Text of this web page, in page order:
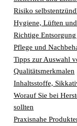
Risiko
Hygiene, Lüften
Richtige
Pflege und
Tipps zur Auswahl
Qualitätsmerkmalen
Inhaltsstoffe,
Worauf Sie bei
sollten
Praxisnahe